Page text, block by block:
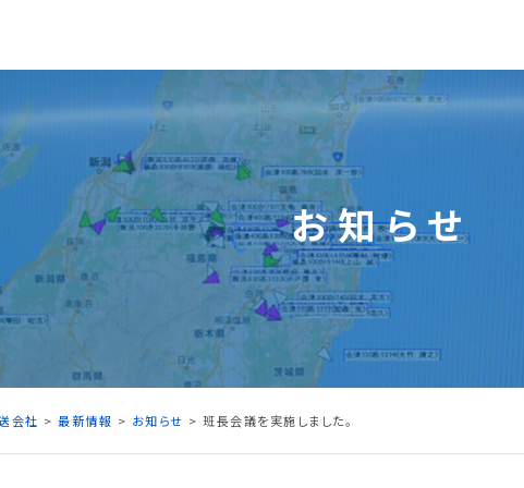
お知らせ
会社 > 最新情報 > お知らせ > 班長会議を実施しました。